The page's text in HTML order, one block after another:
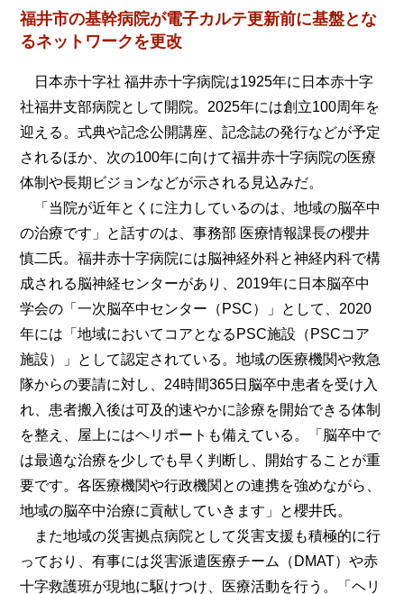
福井市の基幹病院が電子カルテ更新前に基盤とな
るネットワークを更改
日本赤十字社 福井赤十字病院は1925年に日本赤十字
社福井支部病院として開院。2025年には創立100周年を
迎える。式典や記念公開講座、記念誌の発行などが予定
されるほか、次の100年に向けて福井赤十字病院の医療
体制や長期ビジョンなどが示される見込みだ。
「当院が近年とくに注力しているのは、地域の脳卒中
の治療です」と話すのは、事務部 医療情報課長の櫻井
慎二氏。福井赤十字病院には脳神経外科と神経内科で構
成される脳神経センターがあり、2019年に日本脳卒中
学会の「一次脳卒中センター（PSC）」として、2020
年には「地域においてコアとなるPSC施設（PSCコア
施設）」として認定されている。地域の医療機関や救急
隊からの要請に対し、24時間365日脳卒中患者を受け入
れ、患者搬入後は可及的速やかに診療を開始できる体制
を整え、屋上にはヘリポートも備えている。「脳卒中で
は最適な治療を少しでも早く判断し、開始することが重
要です。各医療機関や行政機関との連携を強めながら、
地域の脳卒中治療に貢献していきます」と櫻井氏。
また地域の災害拠点病院として災害支援も積極的に行
っており、有事には災害派遣医療チーム（DMAT）や赤
十字救護班が現地に駆けつけ、医療活動を行う。「ヘリ